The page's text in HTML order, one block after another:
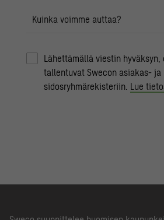
Kuinka voimme auttaa?
Lähettämällä viestin
tallentuvat Swecon asiakas- ja
sidosryhmärekisteriin. Lue